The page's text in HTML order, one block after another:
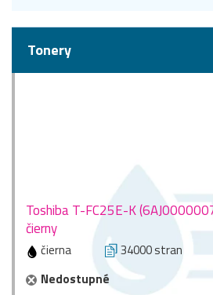
Tonery
Toshiba T-FC25E-K
čierny
čierna 34000 stran
Nedostupné